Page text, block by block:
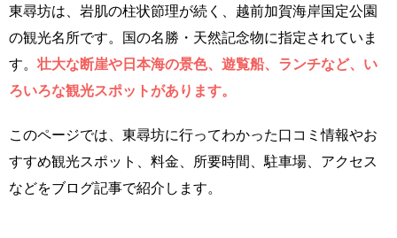
東尋坊は、岩肌の柱状節理が続く、越前加賀海岸国定公園
の観光名所です。国の名勝・天然記念物に指定されていま
す。壮大な断崖や日本海の景色、遊覧船、ランチなど、い
ろいろな観光スポットがあります。
このページでは、東尋坊に行ってわかった口コミ情報やお
すすめ観光スポット、料金、所要時間、駐車場、アクセス
などをブログ記事で紹介します。